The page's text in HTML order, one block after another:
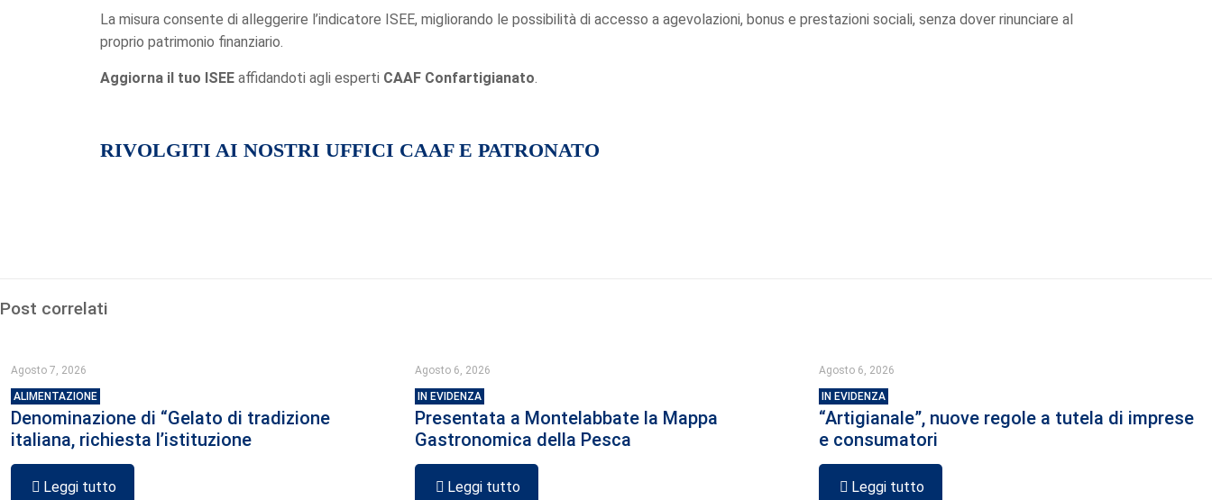
La misura consente di alleggerire l’indicatore ISEE, migliorando le possibilità di accesso a agevolazioni, bonus e prestazioni sociali, senza dover rinunciare al
proprio patrimonio finanziario.
Aggiorna il tuo ISEE affidandoti agli esperti CAAF Confartigianato.
RIVOLGITI AI NOSTRI UFFICI CAAF E PATRONATO
Post correlati
Agosto 7, 2026
ALIMENTAZIONE
Denominazione di “Gelato di tradizione
italiana, richiesta l’istituzione
Leggi tutto
Agosto 6, 2026
IN EVIDENZA
Presentata a Montelabbate la Mappa
Gastronomica della Pesca
Leggi tutto
Agosto 6, 2026
IN EVIDENZA
“Artigianale”, nuove regole a tutela di imprese
e consumatori
Leggi tutto